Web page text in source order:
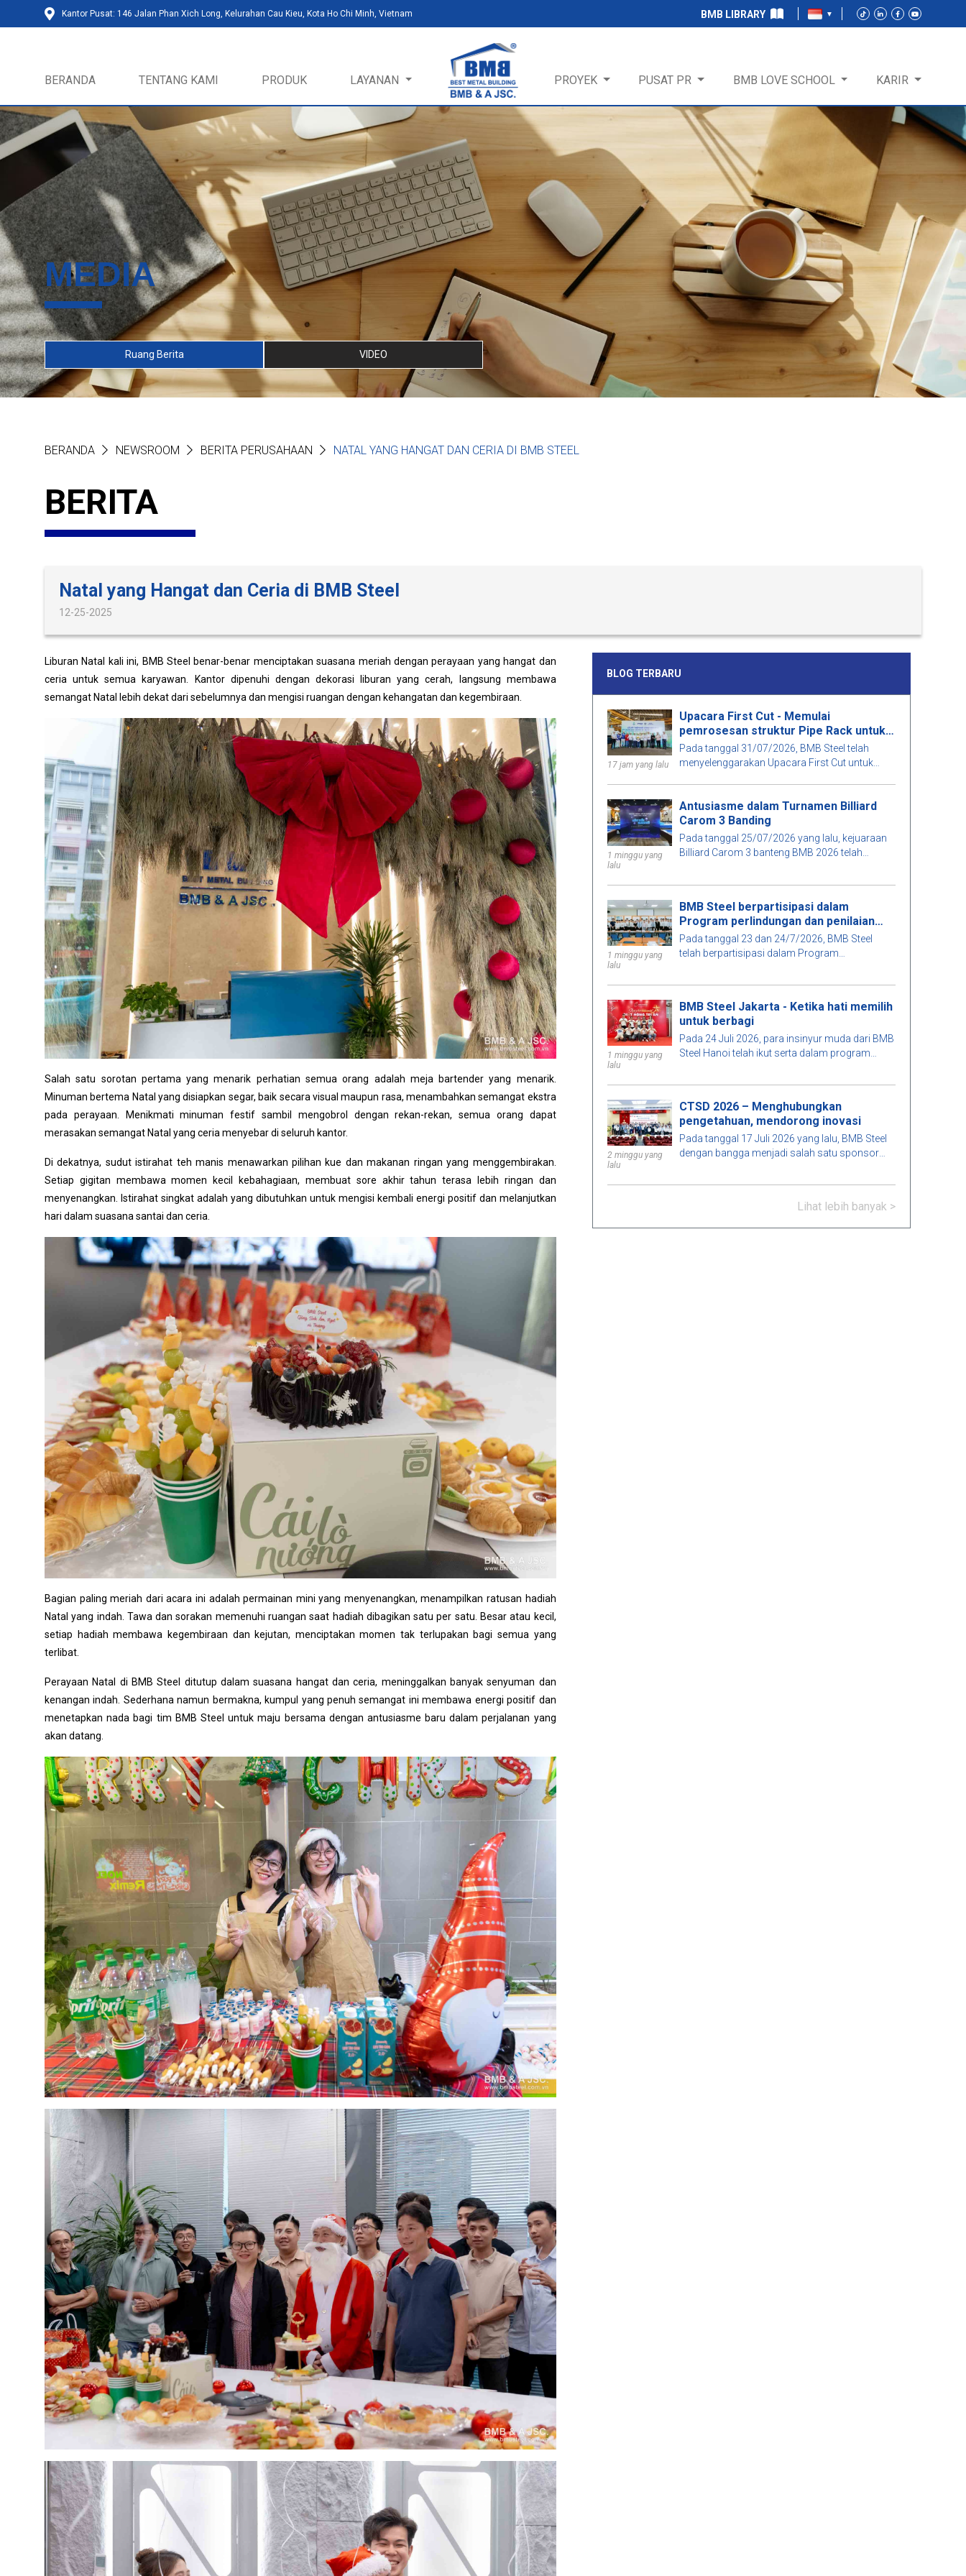
Kantor Pusat: 146 Jalan Phan Xich Long, Kelurahan Cau Kieu, Kota Ho Chi Minh, Vietnam BMB LIBRARY
BERANDA TENTANG KAMI PRODUK LAYANAN PROYEK PUSAT PR BMB LOVE SCHOOL KARIR
MEDIA
Ruang Berita VIDEO
BERANDA NEWSROOM BERITA PERUSAHAAN NATAL YANG HANGAT DAN CERIA DI BMB STEEL
BERITA
Natal yang Hangat dan Ceria di BMB Steel
12-25-2025
Liburan Natal kali ini, BMB Steel benar-benar menciptakan suasana meriah dengan perayaan yang hangat dan
ceria untuk semua karyawan. Kantor dipenuhi dengan dekorasi liburan yang cerah, langsung membawa
semangat Natal lebih dekat dari sebelumnya dan mengisi ruangan dengan kehangatan dan kegembiraan.
Salah satu sorotan pertama yang menarik perhatian semua orang adalah meja bartender yang menarik.
Minuman bertema Natal yang disiapkan segar, baik secara visual maupun rasa, menambahkan semangat ekstra
pada perayaan. Menikmati minuman festif sambil mengobrol dengan rekan-rekan, semua orang dapat
merasakan semangat Natal yang ceria menyebar di seluruh kantor.
Di dekatnya, sudut istirahat teh manis menawarkan pilihan kue dan makanan ringan yang menggembirakan.
Setiap gigitan membawa momen kecil kebahagiaan, membuat sore akhir tahun terasa lebih ringan dan
menyenangkan. Istirahat singkat adalah yang dibutuhkan untuk mengisi kembali energi positif dan melanjutkan
hari dalam suasana santai dan ceria.
Bagian paling meriah dari acara ini adalah permainan mini yang menyenangkan, menampilkan ratusan hadiah
Natal yang indah. Tawa dan sorakan memenuhi ruangan saat hadiah dibagikan satu per satu. Besar atau kecil,
setiap hadiah membawa kegembiraan dan kejutan, menciptakan momen tak terlupakan bagi semua yang
terlibat.
Perayaan Natal di BMB Steel ditutup dalam suasana hangat dan ceria, meninggalkan banyak senyuman dan
kenangan indah. Sederhana namun bermakna, kumpul yang penuh semangat ini membawa energi positif dan
menetapkan nada bagi tim BMB Steel untuk maju bersama dengan antusiasme baru dalam perjalanan yang
akan datang.
BLOG TERBARU
17 jam yang lalu
Upacara First Cut - Memulai
pemrosesan struktur Pipe Rack untuk
paket tender T08, proyek Pembangkit
Listrik Tenaga Uap Long Phú 1
Pada tanggal 31/07/2026, BMB Steel telah
menyelenggarakan Upacara First Cut untuk
Phú 1.
1 minggu yang
lalu
Antusiasme dalam Turnamen Billiard
Carom 3 Banding
Pada tanggal 25/07/2026 yang lalu, kejuaraan
Billiard Carom 3 banteng BMB 2026 telah
1 minggu yang
lalu
BMB Steel berpartisipasi dalam
Program perlindungan dan penilaian
proyek kelulusan 2026
Pada tanggal 23 dan 24/7/2026, BMB Steel
telah berpartisipasi dalam Program
Teknik, Universitas Arsitektur TP. Ho Chi Minh. Ini
adalah kegiatan yang bermakna untuk
meningkatkan keterikatan antara institusi
pendidikan dan perusahaan, sekaligus
pendidikan, memenuhi kebutuhan
1 minggu yang
lalu
BMB Steel Jakarta - Ketika hati memilih
untuk berbagi
Pada 24 Juli 2026, para insinyur muda dari BMB
Steel Hanoi telah ikut serta dalam program
tanggung jawab terhadap masyarakat.
2 minggu yang
lalu
CTSD 2026 – Menghubungkan
pengetahuan, mendorong inovasi
Pada tanggal 17 Juli 2026 yang lalu, BMB Steel
dengan bangga menjadi salah satu sponsor
2026 (CTSD 2026)", yang diselenggarakan oleh
Lihat lebih banyak >